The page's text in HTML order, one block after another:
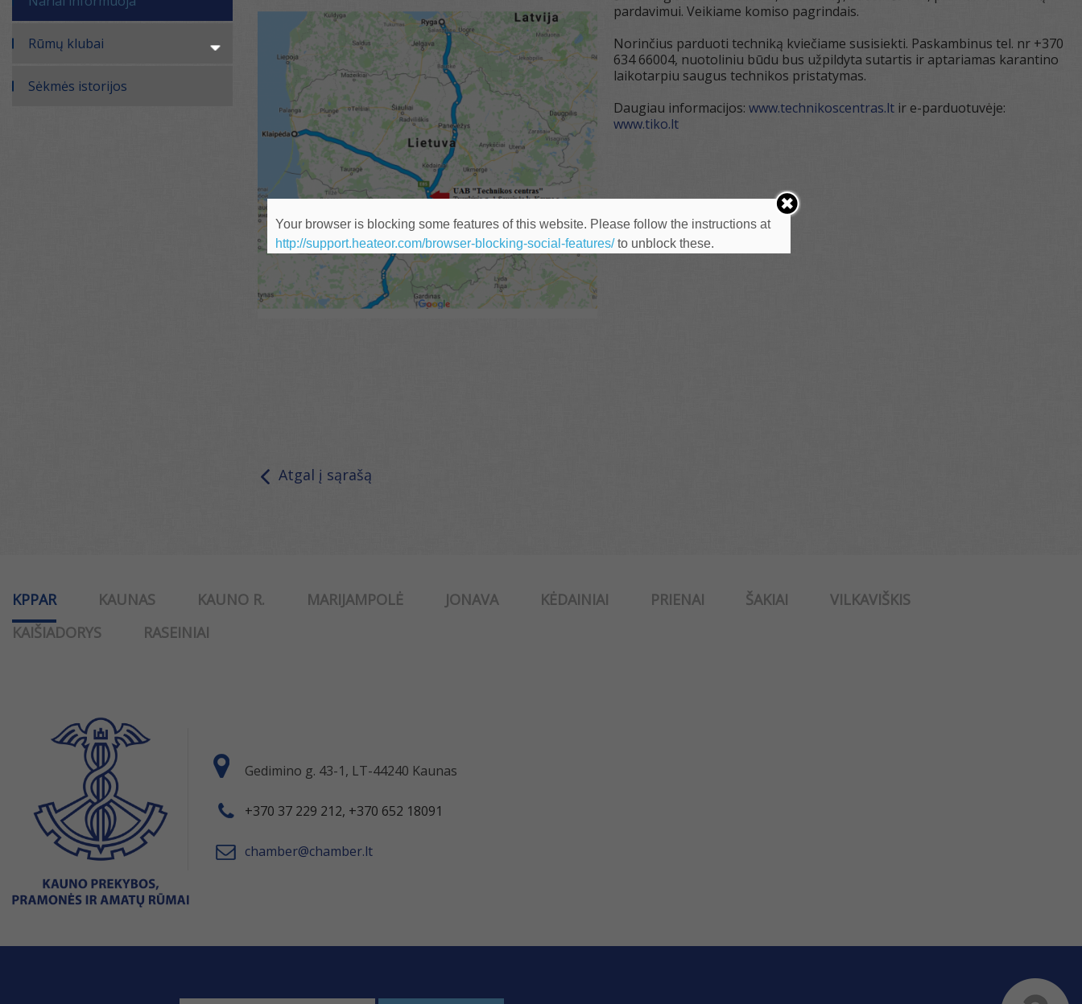
Rūmų klubai
Sėkmės istorijos
pardavimui. Veikiame komiso pagrindais.
Norinčius parduoti techniką kviečiame susisiekti. Paskambinus tel. nr +370
634 66004, nuotoliniu būdu bus užpildyta sutartis ir aptariamas karantino
laikotarpiu saugus technikos pristatymas.
Daugiau informacijos: www.technikoscentras.ltir e-parduotuvėje:
www.tiko.lt
Atgal į sąrašą
KPPAR KAUNAS KAUNO R. MARIJAMPOLĖ JONAVA KĖDAINIAI PRIENAI ŠAKIAI
VILKAVIŠKIS
KAIŠIADORYS
RASEINIAI
Gedimino g. 43-1, LT-44240 Kaunas
+370 37 229 212, +370 652 18091
chamber@chamber.lt
Your browser is blocking some features of this website. Please follow the instructions at
http://support.heateor.com/browser-blocking-social-features/to unblock these.